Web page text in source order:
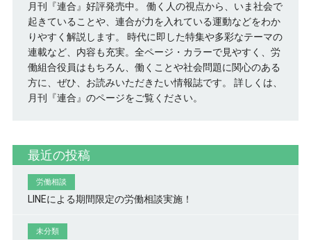
月刊『連合』好評発売中。 働く人の視点から、いま社会で
起きていることや、連合が力を入れている運動などをわか
りやすく解説します。 時代に即した特集や多彩なテーマの
連載など、内容も充実。全ページ・カラーで見やすく、労
働組合役員はもちろん、働くことや社会問題に関心のある
方に、ぜひ、お読みいただきたい情報誌です。 詳しくは、
月刊『連合』のページをご覧ください。
最近の投稿
労働相談
LINEによる期間限定の労働相談実施！
未分類